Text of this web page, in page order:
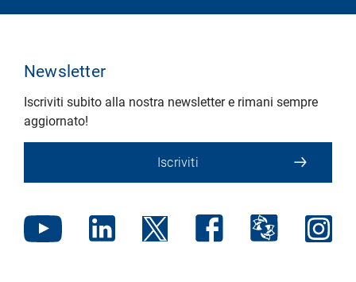
Newsletter
Iscriviti subito alla nostra newsletter e rimani sempre
aggiornato!
Iscriviti